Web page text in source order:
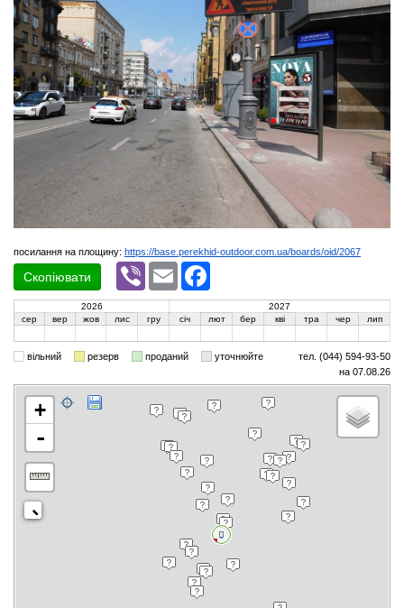
посилання на площину: https://base.perekhid-outdoor.com.ua/boards/oid/2067
Скопіювати
Viber Email
2026
2027
сер
вер жов лис гру січ лют бер кві тра чер лип
вільний резерв проданий уточнюйте
тел. (044) 594-93-50
на 07.08.26
+
-